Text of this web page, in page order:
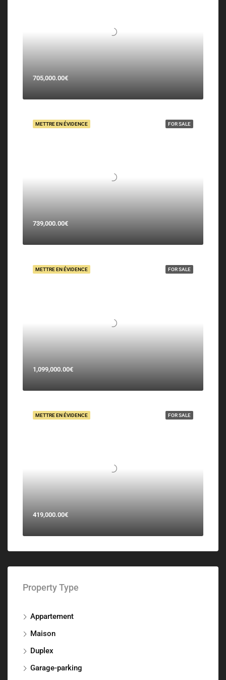
705,000.00€
FOR SALE
METTRE EN ÉVIDENCE
739,000.00€
FOR SALE
METTRE EN ÉVIDENCE
1,099,000.00€
FOR SALE
METTRE EN ÉVIDENCE
419,000.00€
Property Type
Appartement
Maison
Duplex
Garage-parking